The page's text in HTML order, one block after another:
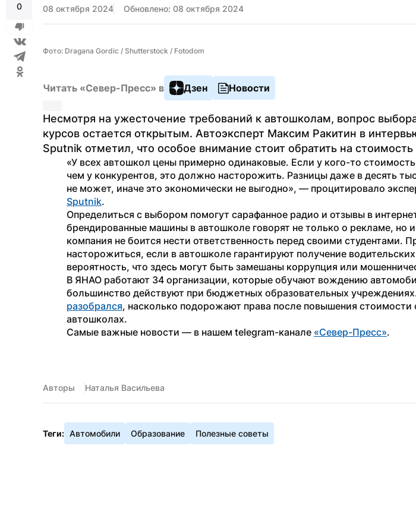
0 08 октября 2024 Обновлено: 08 октября 2024
Фото: Dragana Gordic / Shutterstock / Fotodom
Читать «Север-Пресс» в Дзен Новости
Несмотря на ужесточение требований к автошколам, вопрос
курсов остается открытым. Автоэксперт Максим Ракитин в
Sputnik отметил, что особое внимание стоит обратить на стоимость
«У всех автошкол цены примерно одинаковые. Если у кого-то
чем у конкурентов, это должно насторожить. Разницы даже в десять
не может, иначе это экономически не выгодно», — процитировало
Sputnik.
Определиться с выбором помогут сарафанное радио и отзывы в
брендированные машины в автошколе говорят не только о рекламе, но
компания не боится нести ответственность перед своими студентами.
насторожиться, если в автошколе гарантируют получение
вероятность, что здесь могут быть замешаны коррупция или
В ЯНАО работают 34 организации, которые обучают вождению
разобрался, насколько подорожают права после повышения стоимости
автошколах.
Самые важные новости — в нашем telegram-канале «Север-Пресс».
Авторы Наталья Васильева
Теги: Автомобили Образование Полезные советы